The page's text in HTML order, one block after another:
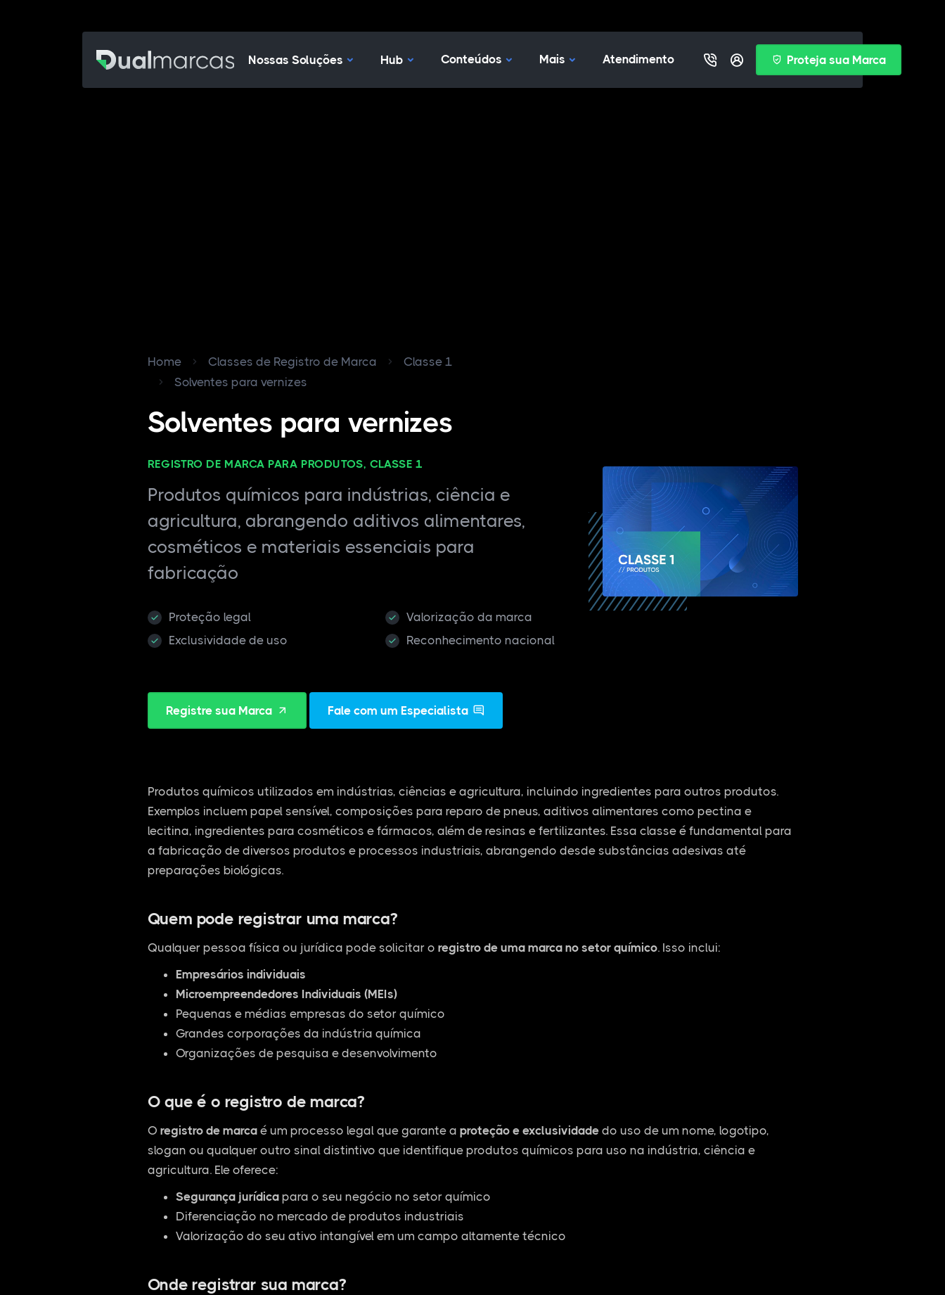
Nossas SoluçõesNossas Soluções
HubHub Conteúdos Mais Atendimento Proteja sua Marca
Home Classes de Registro de Marca
Classe 1
Solventes para vernizes
Solventes para vernizes
REGISTRO DE MARCA PARA PRODUTOS, CLASSE 1
Produtos químicos para indústrias, ciência e
agricultura, abrangendo aditivos alimentares,
cosméticos e materiais essenciais para
fabricação
Proteção legal
Exclusividade de uso
Valorização da marca
Reconhecimento nacional
Registre sua Marca Fale com um Especialista
Produtos químicos utilizados em indústrias, ciências e agricultura, incluindo ingredientes para outros produtos.
Exemplos incluem papel sensível, composições para reparo de pneus, aditivos alimentares como pectina e
lecitina, ingredientes para cosméticos e fármacos, além de resinas e fertilizantes. Essa classe é fundamental para
a fabricação de diversos produtos e processos industriais, abrangendo desde substâncias adesivas até
preparações biológicas.
Quem pode registrar uma marca?
Qualquer pessoa física ou jurídica pode solicitar o registro de uma marca no setor químico. Isso inclui:
Empresários individuais
Microempreendedores Individuais (MEIs)
Pequenas e médias empresas do setor químico
Grandes corporações da indústria química
Organizações de pesquisa e desenvolvimento
O que é o registro de marca?
O registro de marcaé um processo legal que garante a proteção e exclusividadedo uso de um nome, logotipo,
slogan ou qualquer outro sinal distintivo que identifique produtos químicos para uso na indústria, ciência e
agricultura. Ele oferece:
Segurança jurídicapara o seu negócio no setor químico
Diferenciação no mercado de produtos industriais
Valorização do seu ativo intangível em um campo altamente técnico
Onde registrar sua marca?